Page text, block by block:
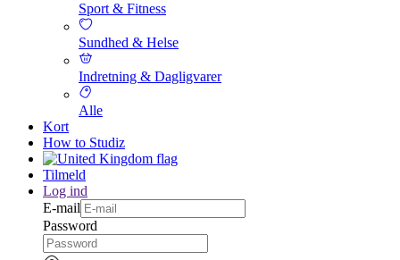
Sport & Fitness
Sundhed & Helse
Indretning & Dagligvarer
Alle
Kort
How to Studiz
Tilmeld
Log ind
E-mail
Password